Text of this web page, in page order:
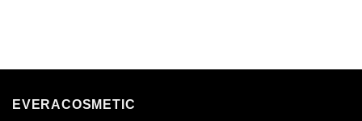
Tại
Phẩm
EVERACOSMETIC